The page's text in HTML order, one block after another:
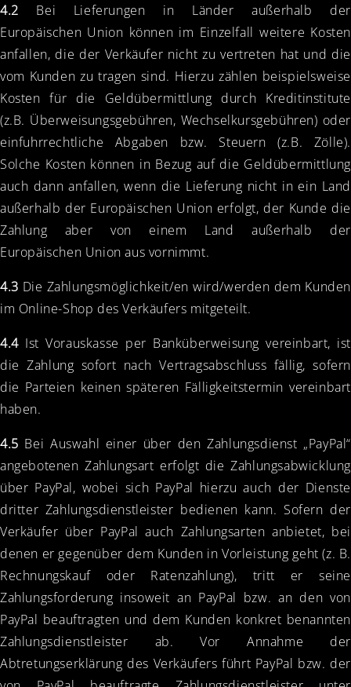
4.2 Bei Lieferungen in Länder außerhalb der
Europäischen Union können im Einzelfall weitere Kosten
anfallen, die der Verkäufer nicht zu vertreten hat und die
vom Kunden zu tragen sind. Hierzu zählen beispielsweise
Kosten für die Geldübermittlung durch Kreditinstitute
(z.B. Überweisungsgebühren, Wechselkursgebühren) oder
einfuhrrechtliche Abgaben bzw. Steuern (z.B. Zölle).
Solche Kosten können in Bezug auf die Geldübermittlung
auch dann anfallen, wenn die Lieferung nicht in ein Land
außerhalb der Europäischen Union erfolgt, der Kunde die
Zahlung aber von einem Land außerhalb der
Europäischen Union aus vornimmt.
4.3 Die Zahlungsmöglichkeit/en wird/werden dem Kunden
im Online-Shop des Verkäufers mitgeteilt.
4.4Ist Vorauskasse per Banküberweisung vereinbart, ist
die Zahlung sofort nach Vertragsabschluss fällig, sofern
die Parteien keinen späteren Fälligkeitstermin vereinbart
haben.
4.5 Bei Auswahl einer über den Zahlungsdienst „PayPal“
angebotenen Zahlungsart erfolgt die Zahlungsabwicklung
über PayPal, wobei sich PayPal hierzu auch der Dienste
dritter Zahlungsdienstleister bedienen kann. Sofern der
Verkäufer über PayPal auch Zahlungsarten anbietet, bei
denen er gegenüber dem Kunden in Vorleistung geht (z. B.
Rechnungskauf oder Ratenzahlung), tritt er seine
Zahlungsforderung insoweit an PayPal bzw. an den von
PayPal beauftragten und dem Kunden konkret benannten
Zahlungsdienstleister ab. Vor Annahme der
Abtretungserklärung des Verkäufers führt PayPal bzw. der